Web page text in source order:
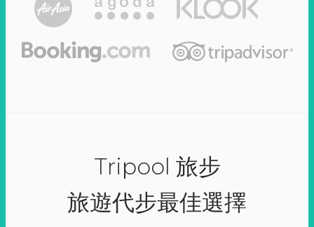
Tripool 旅步
旅遊代步最佳選擇